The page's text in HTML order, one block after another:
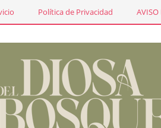
Política de Privacidad AVISO